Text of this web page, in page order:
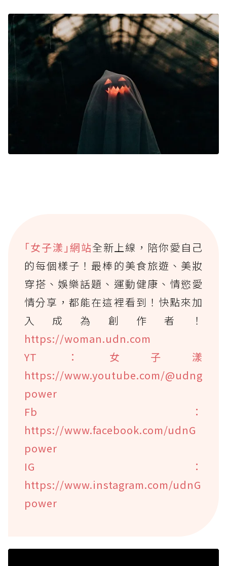
｢女子漾｣網站全新上線，陪你愛自己
的每個樣子！最棒的美食旅遊、美妝
穿搭、娛樂話題、運動健康、情慾愛
情分享，都能在這裡看到！快點來加
入成為創作者！
https://woman.udn.com
YT：女子漾
https://www.youtube.com/@udng
power
Fb：
https://www.facebook.com/udnG
power
IG：
https://www.instagram.com/udnG
power